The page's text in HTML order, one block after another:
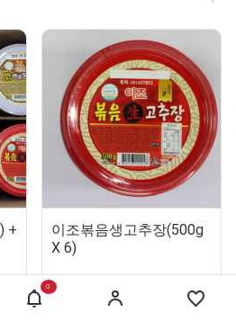
+
이조볶음생고추장(500g
X 6)
72,000
0